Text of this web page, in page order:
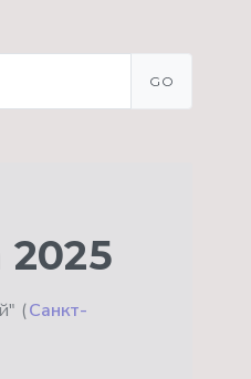
GO
(Санкт-